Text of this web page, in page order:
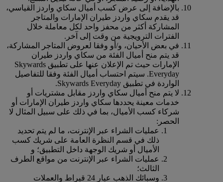
بالإضافة إلى عرض كسب أميال سكاي واردز القياسي،
قد يقدم سكاي واردز طيران الإمارات والمتاجر
المشاركة أكثر من محفز واحد لكل معاملة خلال
الفترات الترويجية من وقت إلى آخر.
في بعض الأحيان، و/أو وفقا لعروض المتاجر المشاركة،
قد يتم منح أميال الفئة من سكاي واردز طيران
الإمارات حيث تم الإعلان عنها على تطبيق Skywards
Everyday. سيتم احتساب أميال الفئة وفقا للتفاصيل
الواردة في تطبيق Skywards Everyday.
لا يتم منح أميال سكاي واردز مقابل مشتريات أو
خدمات معينة يحددها سكاي واردز طيران الإمارات أو
شركاء كسب الأميال، بما في ذلك على سبيل المثال لا
الحصر:
عمليات الشراء عبر الإنترنت، ما لم يتم تحديد
ذلك في قسم النظرة العامة على شريك كسب
الأميال أو شريك الوجهة داخل التطبيق؛ و
عمليات الشراء عبر الإنترنت من مواقع الطرف
الثالث؛
وسبائك الذهب عيار 24 قيراط والعملات